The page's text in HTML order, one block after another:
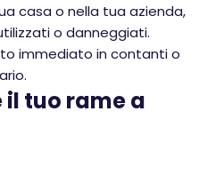
casa o nella tua azienda,
o danneggiati.
immediato in contanti o
il tuo rame a